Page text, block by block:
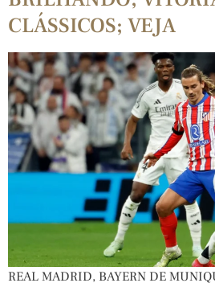
CLÁSSICOS; VEJA
REAL MADRID, BAYERN DE